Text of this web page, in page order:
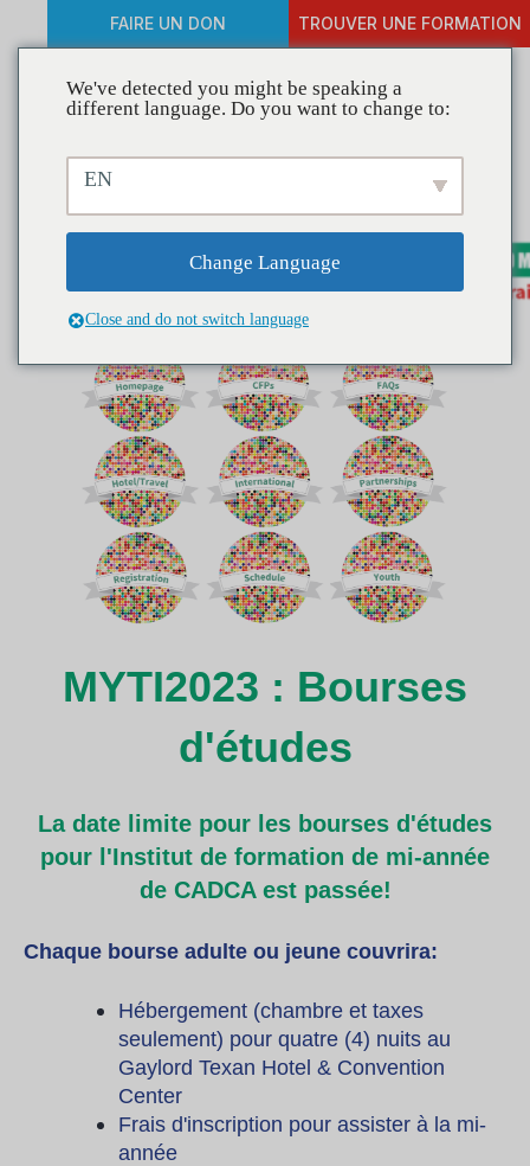
FAIRE UN DON TROUVER UNE FORMATION
MYTI2023 : Bourses
d'études
La date limite pour les bourses d'études
pour l'Institut de formation de mi-année
de CADCA est passée!
Chaque bourse adulte ou jeune couvrira:
Hébergement (chambre et taxes
seulement) pour quatre (4) nuits au
Gaylord Texan Hotel & Convention
Center
Frais d'inscription pour assister à la mi-
année
We've detected you might be speaking a
different language. Do you want to change to:
EN
Change Language
Close and do not switch language